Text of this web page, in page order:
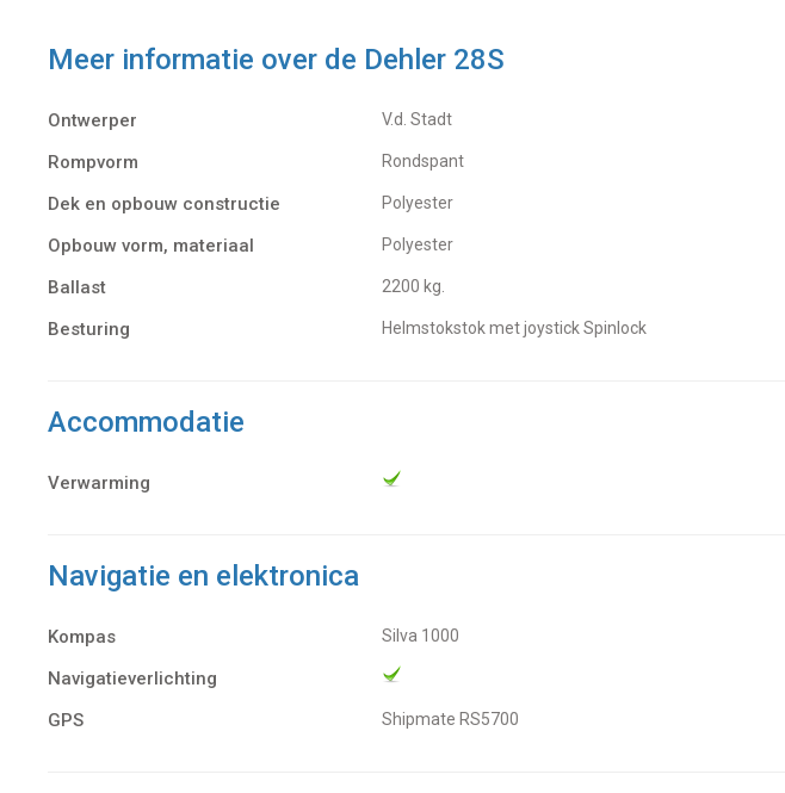
Meer informatie over de Dehler 28S
Ontwerper V.d. Stadt
Rompvorm Rondspant
Dek en opbouw constructie Polyester
Opbouw vorm, materiaal Polyester
Ballast 2200 kg.
Besturing Helmstokstok met joystick Spinlock
Accommodatie
Verwarming
Navigatie en elektronica
Kompas Silva 1000
Navigatieverlichting
GPS
Shipmate RS5700